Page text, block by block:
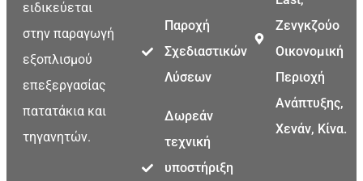
ειδικεύεται
στην παραγωγή
εξοπλισμού
επεξεργασίας
πατατάκια και
τηγανητών.
Παροχή
Σχεδιαστικών
Λύσεων
Δωρεάν
τεχνική
υποστήριξη
Ζενγκζούο
Οικονομική
Περιοχή
Ανάπτυξης,
Χενάν, Κίνα.